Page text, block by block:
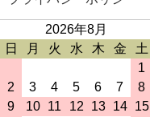
2026年8月
日
月 火 水 木 金
土
1
2
3 4 5 6 7
8
9
10 11 12 13 14
15